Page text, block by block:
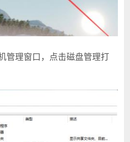
理窗口，点击磁盘管理打